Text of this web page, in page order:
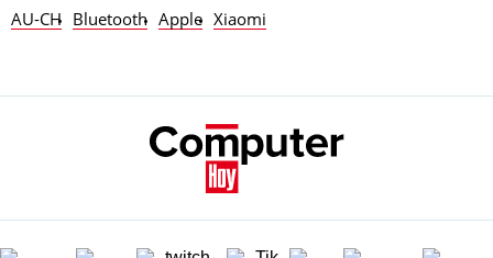
AU-CH Bluetooth Apple Xiaomi